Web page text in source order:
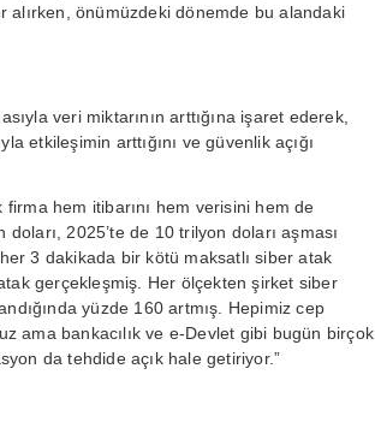
alırken, önümüzdeki dönemde bu alandaki
veri miktarının arttığına işaret ederek,
etkileşimin arttığını ve güvenlik açığı
hem itibarını hem verisini hem de
2025’te de 10 trilyon doları aşması
3 dakikada bir kötü maksatlı siber atak
gerçekleşmiş. Her ölçekten şirket siber
yüzde 160 artmış. Hepimiz cep
ama bankacılık ve e-Devlet gibi bugün birçok
da tehdide açık hale getiriyor.”